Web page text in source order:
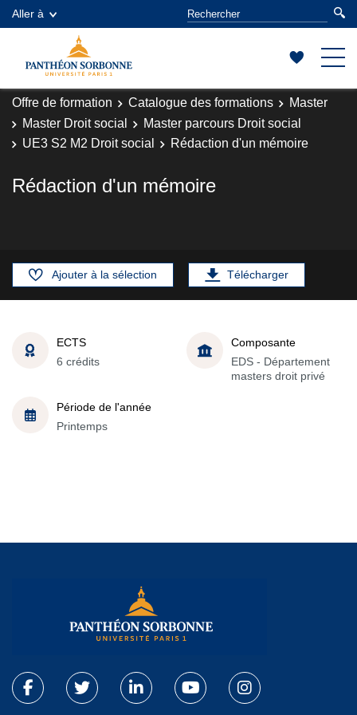
Aller à
Offre de formation Catalogue des formations
Master
Master Droit social
Master parcours Droit social
UE3 S2 M2 Droit social
Rédaction d'un mémoire
Rédaction d'un mémoire
Ajouter à la sélection Télécharger
ECTS
6 crédits
Composante
EDS - Département
masters droit privé
Période de l'année
Printemps